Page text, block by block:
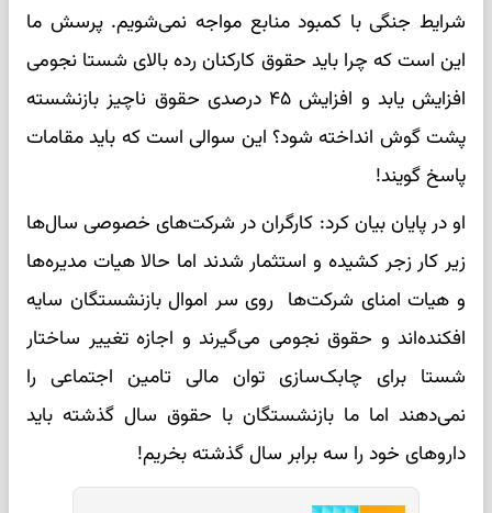
شرایط جنگی با کمبود منابع مواجه نمی‌شویم. پرسش ما
این است که چرا باید حقوق کارکنان رده بالای شستا نجومی
افزایش یابد و افزایش ۴۵ درصدی حقوق ناچیز بازنشسته
پشت گوش انداخته شود؟ این سوالی است که باید مقامات
پاسخ گویند!
او در پایان بیان کرد: کارگران در شرکت‌های خصوصی سال‌ها
زیر کار زجر کشیده و استثمار شدند اما حالا هیات مدیره‌ها
و هیات امنای شرکت‌ها روی سر اموال بازنشستگان سایه
افکنده‌اند و حقوق نجومی می‌گیرند و اجازه تغییر ساختار
شستا برای چابک‌سازی توان مالی تامین اجتماعی را
نمی‌دهند اما ما بازنشستگان با حقوق سال گذشته باید
داروهای خود را سه برابر سال گذشته بخریم!